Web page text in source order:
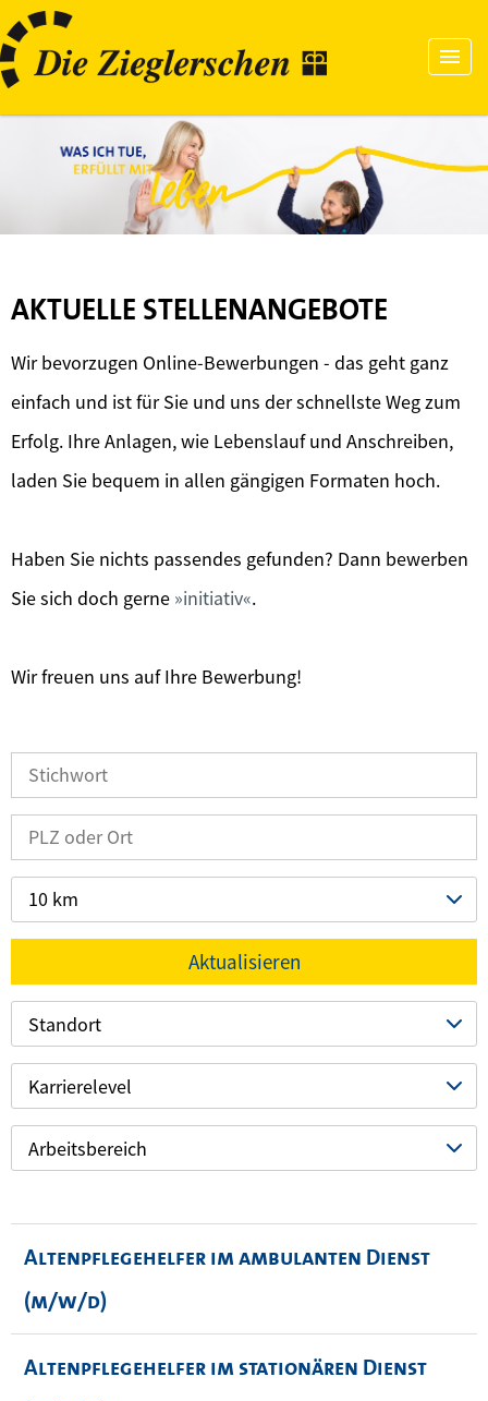
AKTUELLE STELLENANGEBOTE
Wir bevorzugen Online-Bewerbungen - das geht ganz
einfach und ist für Sie und uns der schnellste Weg zum
Erfolg. Ihre Anlagen, wie Lebenslauf und Anschreiben,
laden Sie bequem in allen gängigen Formaten hoch.
Haben Sie nichts passendes gefunden? Dann bewerben
Sie sich doch gerne initiativ .
Wir freuen uns auf Ihre Bewerbung!
10 km
Aktualisieren
Standort
Karrierelevel
Arbeitsbereich
Altenpflegehelfer im ambulanten Dienst
(m/w/d)
Altenpflegehelfer im stationären Dienst